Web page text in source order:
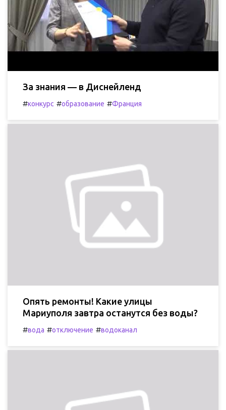
За знания — в Диснейленд
#конкурс #образование #Франция
Опять ремонты! Какие улицы
Мариуполя завтра останутся без воды?
#вода #отключение #водоканал